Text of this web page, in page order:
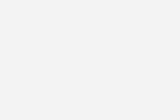
gestärkt wird.